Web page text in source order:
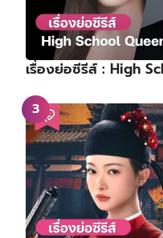
เรื่องย่อซีรีส์ : High